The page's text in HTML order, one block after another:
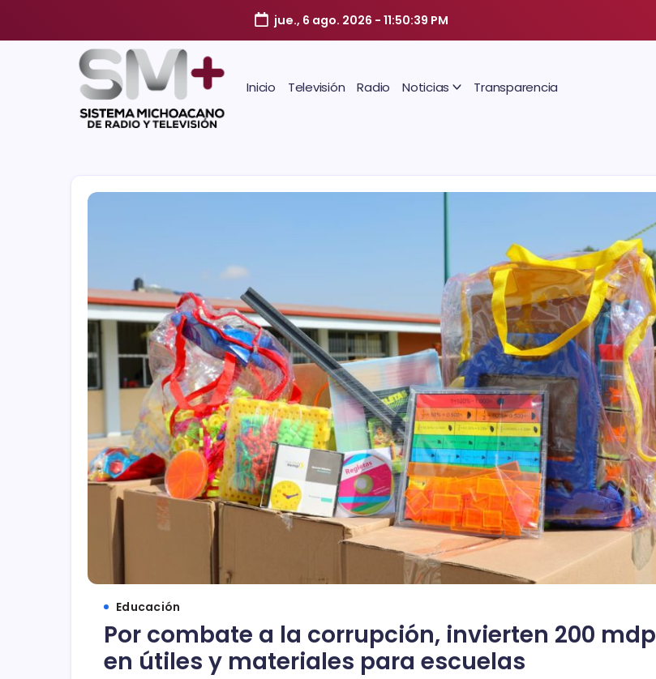
jue., 6 ago. 2026 - 11:50:40 PM
Inicio Televisión Radio Noticias Transparencia
Educación
Por combate a la corrupción, invierten 200 mdp
en útiles y materiales para escuelas